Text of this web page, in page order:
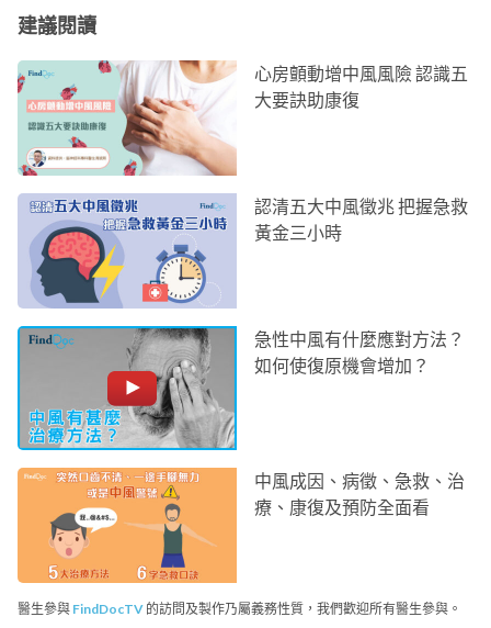
建議閱讀
心房顫動增中風風險 認識五
大要訣助康復
認清五大中風徵兆 把握急救
黃金三小時
急性中風有什麼應對方法？
如何使復原機會增加？
中風成因、病徵、急救、治
療、康復及預防全面看
醫生參與 FindDocTV 的訪問及製作乃屬義務性質，我們歡迎所有醫生參與。